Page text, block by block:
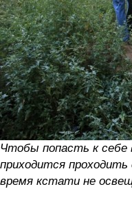
Чтобы попасть к себе
приходится проходить
время кстати не